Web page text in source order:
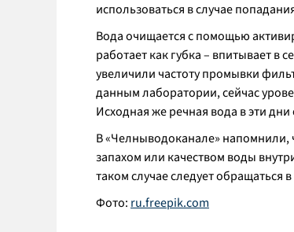
использоваться в случае
Вода очищается с помощью
работает как губка – впитывает в
увеличили частоту промывки
данным лаборатории, сейчас
Исходная же речная вода в эти
В «Челныводоканале» напомнили,
запахом или качеством воды
таком случае следует
Фото: ru.freepik.com